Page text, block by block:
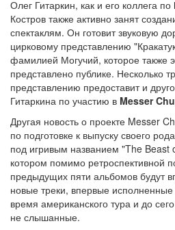
Олег Гитаркин, как и его коллега по
Костров также активно занят
спектаклям. Он готовит звуковую
цирковому представлению
фамилией Могучий, которое также
представлено публике. Несколько
представлению предоставит и
Гитаркина по участию в Messer
Другая новость о проекте Messer
по подготовке к выпуску своего
под игривым названием "The Beast
котором помимо ретроспективной
предыдущих пяти альбомов будут
новые треки, впервые исполненные
время американского тура и до
не слышанные.